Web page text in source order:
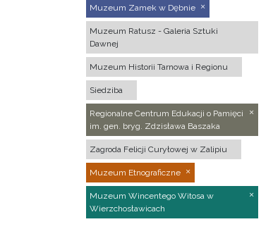
Muzeum Zamek w Dębnie
Muzeum Ratusz - Galeria Sztuki
Dawnej
Muzeum Historii Tarnowa i Regionu
Siedziba
Regionalne Centrum Edukacji o Pamięci
im. gen. bryg. Zdzisława Baszaka
Zagroda Felicji Curyłowej w Zalipiu
Muzeum Etnograficzne
Muzeum Wincentego Witosa w
Wierzchosławicach